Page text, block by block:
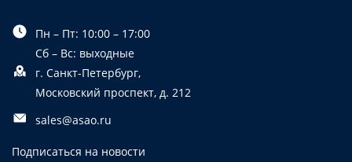
Пн – Пт: 10:00 – 17:00
Сб – Вс: выходные
г. Санкт-Петербург,
Московский проспект, д. 212
sales@asao.ru
Подписаться на новости